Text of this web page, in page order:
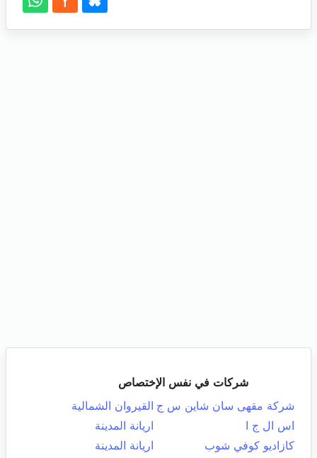
شركات في نفس الإختصاص
شركة مقهى سان شاين س ج القيروان الشمالية
اس ال ج ا
اريانة المدينة
كازاديو كوفي شوب
اريانة المدينة